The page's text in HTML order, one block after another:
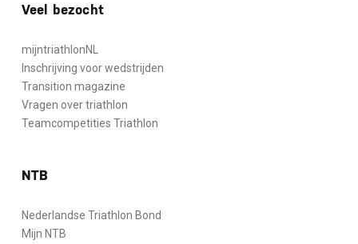
Veel bezocht
mijntriathlonNL
Inschrijving voor wedstrijden
Transition magazine
Vragen over triathlon
Teamcompetities Triathlon
NTB
Nederlandse Triathlon Bond
Mijn NTB